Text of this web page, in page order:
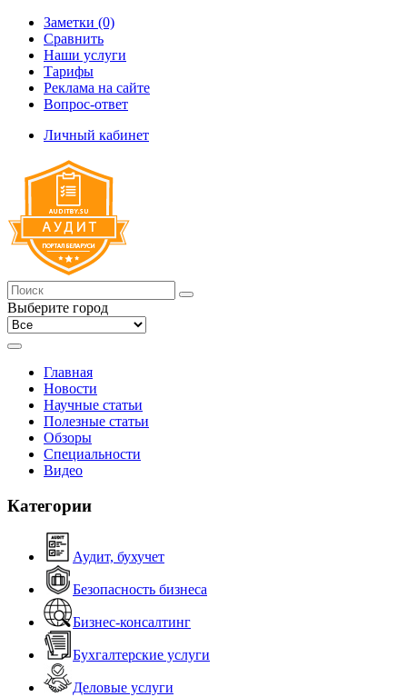
Заметки (0)
Сравнить
Наши услуги
Тарифы
Реклама на сайте
Вопрос-ответ
Личный кабинет
Выберите город
Главная
Новости
Научные статьи
Полезные статьи
Обзоры
Специальности
Видео
Категории
Аудит, бухучет
Безопасность бизнеса
Бизнес-консалтинг
Бухгалтерские услуги
Деловые услуги